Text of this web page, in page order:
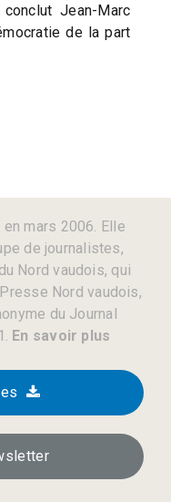
Jean-Marc
de la part
mars 2006. Elle
de journalistes,
Nord vaudois, qui
Nord vaudois,
du Journal
En savoir plus